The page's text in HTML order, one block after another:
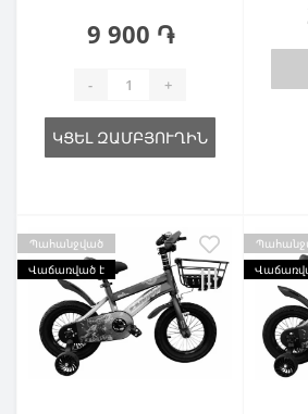
9 900 ֏
- +
ԿՑԵԼ ԶԱՄԲՅՈՒՂԻՆ
Պահանջված
Վաճառված է